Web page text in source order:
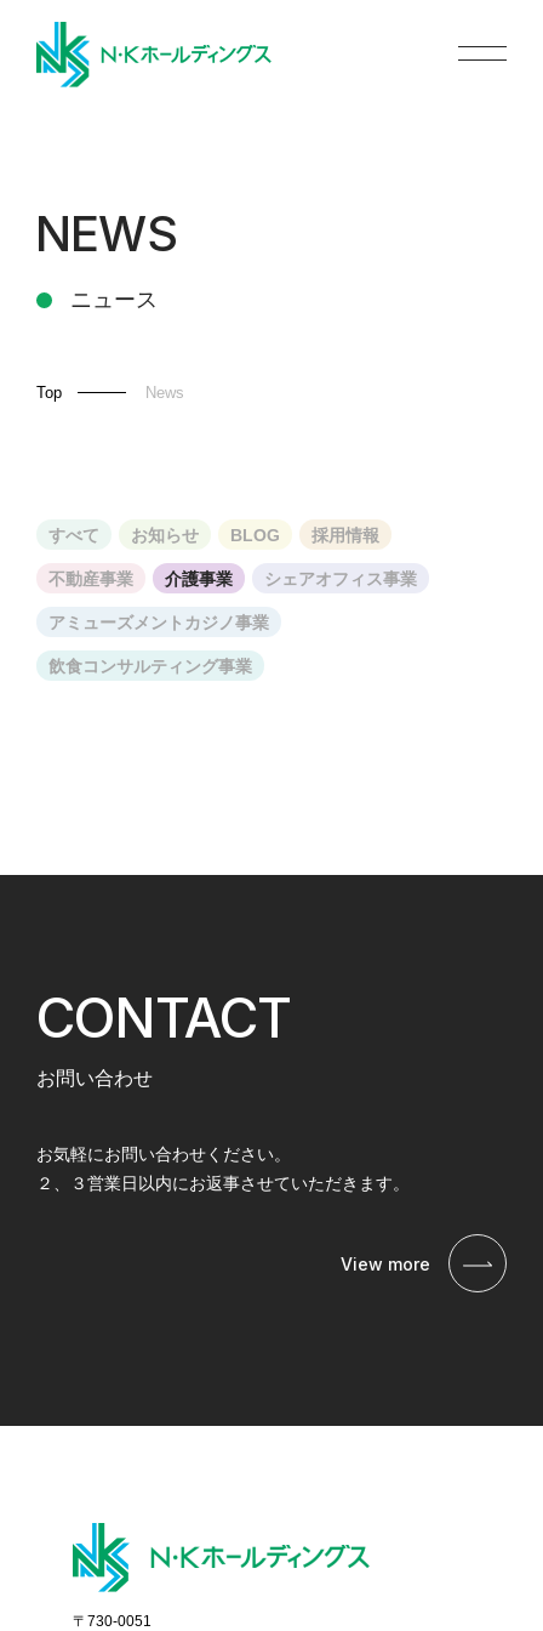
NEWS
ニュース
Top News
すべて お知らせ BLOG 採用情報
不動産事業 介護事業 シェアオフィス事業
アミューズメントカジノ事業
飲食コンサルティング事業
CONTACT
お問い合わせ
お気軽にお問い合わせください。
２、３営業日以内にお返事させていただきます。
View more
〒730-0051